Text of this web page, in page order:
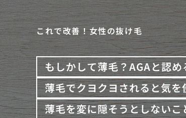
これで改善！女性の抜け毛
もしかして薄毛？AGAと認め
薄毛でクヨクヨされると気
薄毛を変に隠そうとしない